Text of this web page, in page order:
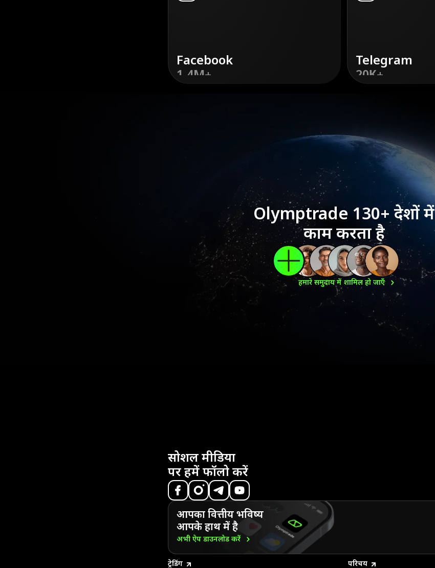
Facebook
1.4M+
Telegram
20К+
Olymptrade 130+ देशों में
काम करता है
हमारे समुदाय में शामिल हो जाएँ
सोशल मीडिया
पर हमें फॉलो करें
आपका वित्तीय भविष्य
आपके हाथ में है
अभी ऐप डाउनलोड करें
ट्रेडिंग परिचय